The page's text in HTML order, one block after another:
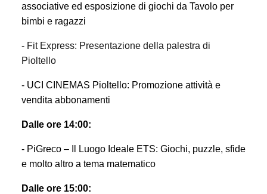
associative ed esposizione di giochi da Tavolo per
bimbi e ragazzi
- Fit Express: Presentazione della palestra di
Pioltello
- UCI CINEMAS Pioltello: Promozione attività e
vendita abbonamenti
Dalle ore 14:00:
- PiGreco – Il Luogo Ideale ETS: Giochi, puzzle, sfide
e molto altro a tema matematico
Dalle ore 15:00: